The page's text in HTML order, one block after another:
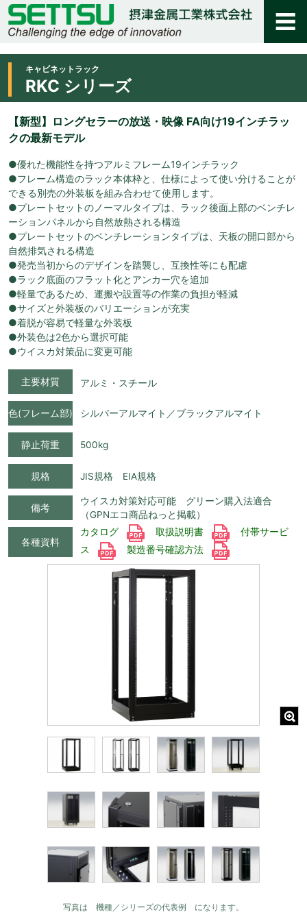
キャビネットラック
RKC シリーズ
【新型】ロングセラーの放送・映像 FA向け19インチラッ
クの最新モデル
●優れた機能性を持つアルミフレーム19インチラック
●フレーム構造のラック本体枠と、仕様によって使い分けることが
できる別売の外装板を組み合わせて使用します。
●プレートセットのノーマルタイプは、ラック後面上部のベンチレ
ーションパネルから自然放熱される構造
●プレートセットのベンチレーションタイプは、天板の開口部から
自然排気される構造
●発売当初からのデザインを踏襲し、互換性等にも配慮
●ラック底面のフラット化とアンカー穴を追加
●軽量であるため、運搬や設置等の作業の負担が軽減
●サイズと外装板のバリエーションが充実
●着脱が容易で軽量な外装板
●外装色は2色から選択可能
●ウイスカ対策品に変更可能
主要材質 アルミ・スチール
色(フレーム部) シルバーアルマイト／ブラックアルマイト
静止荷重 500kg
規格 JIS規格 EIA規格
備考
ウイスカ対策対応可能 グリーン購入法適合
（GPNエコ商品ねっと掲載）
各種資料
カタログ 取扱説明書
付帯サービ
ス
製造番号確認方法
写真は 機種／シリーズの代表例 になります。